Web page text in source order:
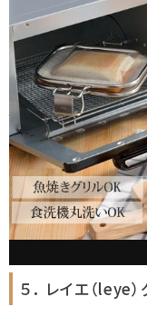
５． レイエ（leye